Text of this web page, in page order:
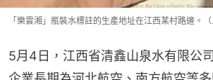
「樂雲湘」瓶裝水標註的生產地址在江西某村路邊。（
5月4日，江西省清鑫山泉水有限公